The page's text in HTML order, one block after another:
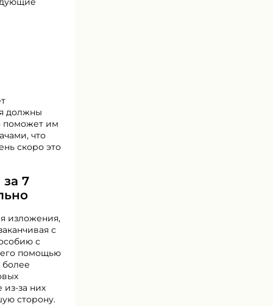
должны
поможет им
что
скоро это
7
изложения,
с
с
его помощью
за них
сторону.